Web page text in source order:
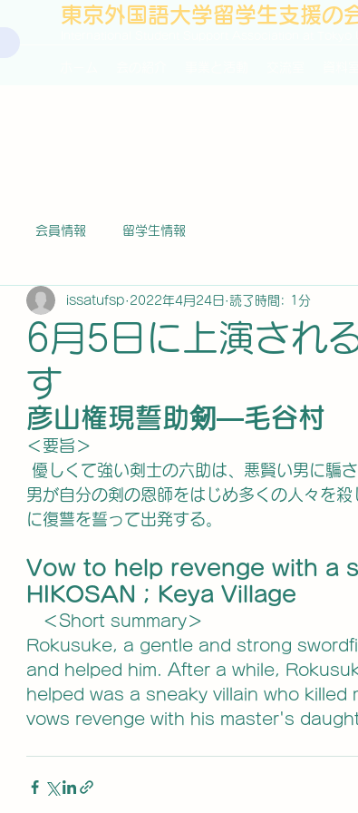
東京外国語大学留学生支援の
会員情報 留学生情報
6月5日に上演され
す
issatufsp 2022年4月24日 読了時間: 1分
彦山権現誓助剱―毛谷村
＜要旨＞
男が自分の剣の恩師をはじめ多くの人々を
に復讐を誓って出発する。
Vow to help revenge with a
HIKOSAN；Keya Village
＜Short summary＞
Rokusuke, a gentle and strong
and helped him. After a while,
helped was a sneaky villain who
vows revenge with his master's